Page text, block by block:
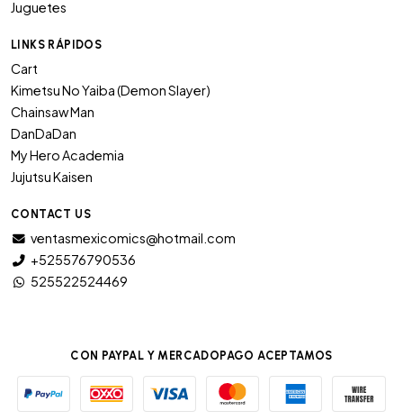
Juguetes
LINKS RÁPIDOS
Cart
Kimetsu No Yaiba (Demon Slayer)
Chainsaw Man
DanDaDan
My Hero Academia
Jujutsu Kaisen
CONTACT US
ventasmexicomics@hotmail.com
+525576790536
525522524469
CON PAYPAL Y MERCADOPAGO ACEPTAMOS